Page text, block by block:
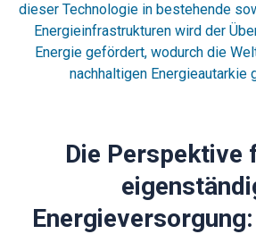
dieser Technologie in bestehende
Energieinfrastrukturen wird der
Energie gefördert, wodurch die
nachhaltigen Energieautarkie
Die Perspektive